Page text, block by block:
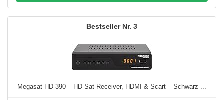
3
Megasat HD 390 – HD Sat-Receiver, HDMI & Scart – Schwarz ...